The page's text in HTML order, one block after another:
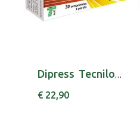
Dipress Tecnilor Comp X 30 comps
€ 22,90